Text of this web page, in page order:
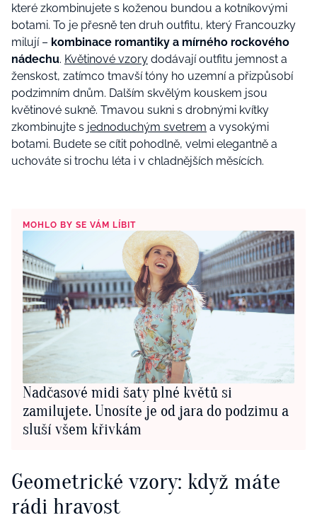
které zkombinujete s koženou bundou a kotníkovými
botami. To je přesně ten druh outfitu, který Francouzky
milují – kombinace romantiky a mírného rockového
nádechu. Květinové vzory dodávají outfitu jemnost a
ženskost, zatímco tmavší tóny ho uzemní a přizpůsobí
podzimním dnům. Dalším skvělým kouskem jsou
květinové sukně. Tmavou sukni s drobnými kvítky
zkombinujte s jednoduchým svetrem a vysokými
botami. Budete se cítit pohodlně, velmi elegantně a
uchováte si trochu léta i v chladnějších měsících.
MOHLO BY SE VÁM LÍBIT
Nadčasové midi šaty plné květů si
zamilujete. Unosíte je od jara do podzimu a
sluší všem křivkám
Geometrické vzory: když máte
rádi hravost